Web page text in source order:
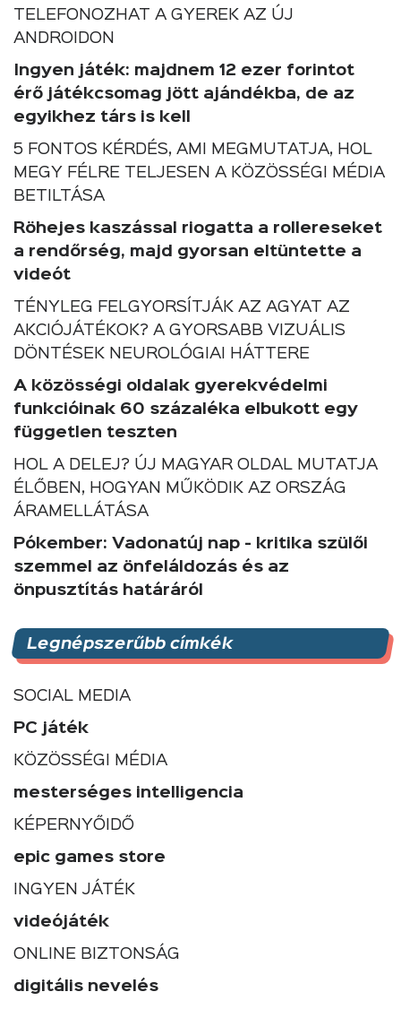
TELEFONOZHAT A GYEREK AZ ÚJ
ANDROIDON
Ingyen játék: majdnem 12 ezer forintot
érő játékcsomag jött ajándékba, de az
egyikhez társ is kell
5 FONTOS KÉRDÉS, AMI MEGMUTATJA, HOL
MEGY FÉLRE TELJESEN A KÖZÖSSÉGI MÉDIA
BETILTÁSA
Röhejes kaszással riogatta a rollereseket
a rendőrség, majd gyorsan eltüntette a
videót
TÉNYLEG FELGYORSÍTJÁK AZ AGYAT AZ
AKCIÓJÁTÉKOK? A GYORSABB VIZUÁLIS
DÖNTÉSEK NEUROLÓGIAI HÁTTERE
A közösségi oldalak gyerekvédelmi
funkcióinak 60 százaléka elbukott egy
független teszten
HOL A DELEJ? ÚJ MAGYAR OLDAL MUTATJA
ÉLŐBEN, HOGYAN MŰKÖDIK AZ ORSZÁG
ÁRAMELLÁTÁSA
Pókember: Vadonatúj nap - kritika szülői
szemmel az önfeláldozás és az
önpusztítás határáról
Legnépszerűbb címkék
SOCIAL MEDIA
PC játék
KÖZÖSSÉGI MÉDIA
mesterséges intelligencia
KÉPERNYŐIDŐ
epic games store
INGYEN JÁTÉK
videójáték
ONLINE BIZTONSÁG
digitális nevelés